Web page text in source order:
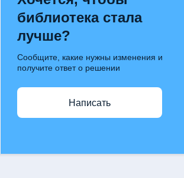
библиотека стала
лучше?
Сообщите, какие нужны изменения и
получите ответ о решении
Написать